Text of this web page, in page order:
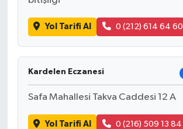
Yol Tarifi Al 0 (212) 614 64 60
Kardelen Eczanesi
Safa Mahallesi Takva Caddesi 12 A
Yol Tarifi Al 0 (216) 509 13 84